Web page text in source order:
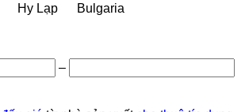
Hy Lạp
Bulgaria
–